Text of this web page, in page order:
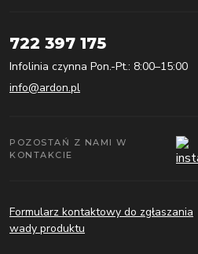
722 397 175
Infolinia czynna Pon.-Pt.: 8:00–15:00
info@ardon.pl
POZOSTAŃ Z NAMI W
KONTAKCIE
Formularz kontaktowy do zgłaszania
wady produktu